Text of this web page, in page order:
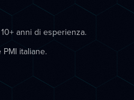
anni di esperienza.
italiane.